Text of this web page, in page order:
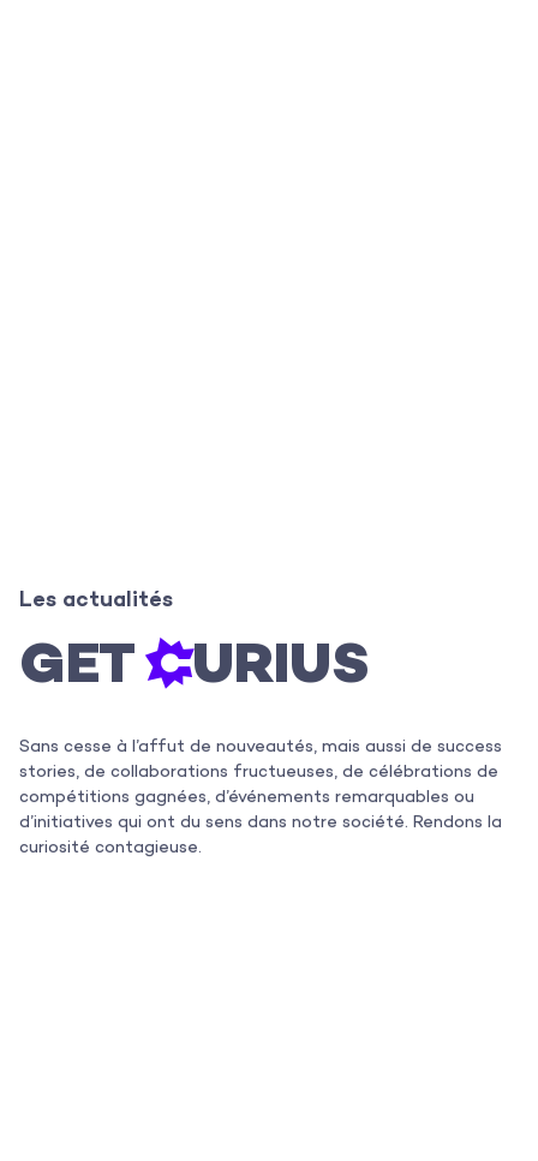
L’agence
Les projets
Les actualités
L’équipe
Les actualités
GETC
URIUS
Sans cesse à l’affut de nouveautés, mais aussi de success
stories, de collaborations fructueuses, de célébrations de
compétitions gagnées, d’événements remarquables ou
d’initiatives qui ont du sens dans notre société. Rendons la
curiosité contagieuse.